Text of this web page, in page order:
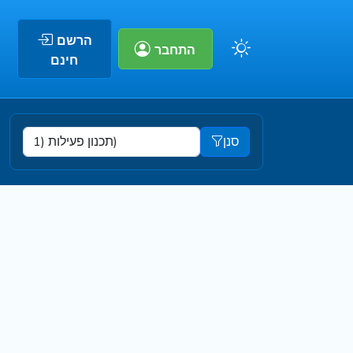
הרשם
חינם
התחבר
סנן